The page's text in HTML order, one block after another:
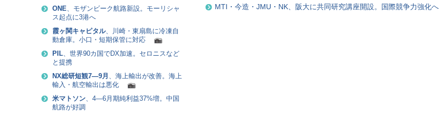
MTI・今造・JMU・NK、阪大に共同研究講座開設。国際競争力強化へ
ONE、モザンビーク航路新設。モーリシャ
ス起点に3港へ
霞ヶ関キャピタル、川崎・東扇島に冷凍自
動倉庫。小口・短期保管に対応
PIL、世界90カ国でDX加速。セロニスなど
と提携
NX総研短観7―9月 、海上輸出が改善。海上
輸入・航空輸出は悪化
米マトソン、4―6月期純利益37%増。中国
航路が好調